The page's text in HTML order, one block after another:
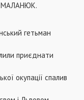
МАЛАНЮК.
гетьман
приєднати
окупації спалив